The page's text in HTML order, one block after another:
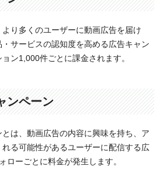
り多くのユーザーに動画広告を届け
サービスの認知度を高める広告キャン
ン1,000件ごとに課金されます。
ンペーン
は、動画広告の内容に興味を持ち、ア
る可能性があるユーザーに配信する広
ローごとに料金が発生します。